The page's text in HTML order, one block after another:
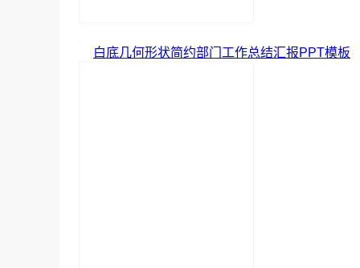
白底几何形状简约部门工作总结汇报PPT模板